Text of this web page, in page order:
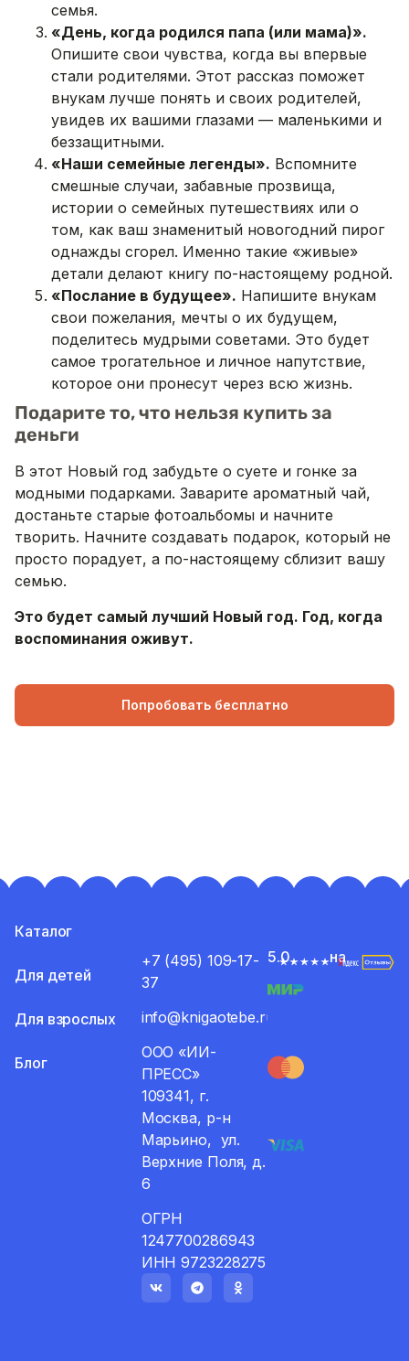
семья.
«День, когда родился папа (или мама)».
Опишите свои чувства, когда вы впервые
стали родителями. Этот рассказ поможет
внукам лучше понять и своих родителей,
увидев их вашими глазами — маленькими и
беззащитными.
«Наши семейные легенды». Вспомните
смешные случаи, забавные прозвища,
истории о семейных путешествиях или о
том, как ваш знаменитый новогодний пирог
однажды сгорел. Именно такие «живые»
детали делают книгу по-настоящему родной.
«Послание в будущее». Напишите внукам
свои пожелания, мечты о их будущем,
поделитесь мудрыми советами. Это будет
самое трогательное и личное напутствие,
которое они пронесут через всю жизнь.
Подарите то, что нельзя купить за
деньги
В этот Новый год забудьте о суете и гонке за
модными подарками. Заварите ароматный чай,
достаньте старые фотоальбомы и начните
творить. Начните создавать подарок, который не
просто порадует, а по-настоящему сблизит вашу
семью.
Это будет самый лучший Новый год. Год, когда
воспоминания оживут.
Попробовать бесплатно
+7 (495) 109-17-
37
info@knigaotebe.ru
ООО «ИИ-
ПРЕСС»
109341, г.
Москва, р-н
Марьино, ул.
Верхние Поля, д.
6
ОГРН
1247700286943
ИНН 9723228275
Каталог
Для детей
Для взрослых
Блог
5.0 на